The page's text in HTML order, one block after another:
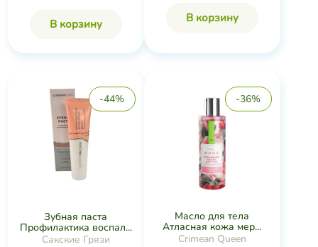
В корзину В корзину
-44%
Зубная паста
Профилактика воспал...
Сакские Грязи
-36%
Масло для тела
Атласная кожа мер...
Crimean Queen